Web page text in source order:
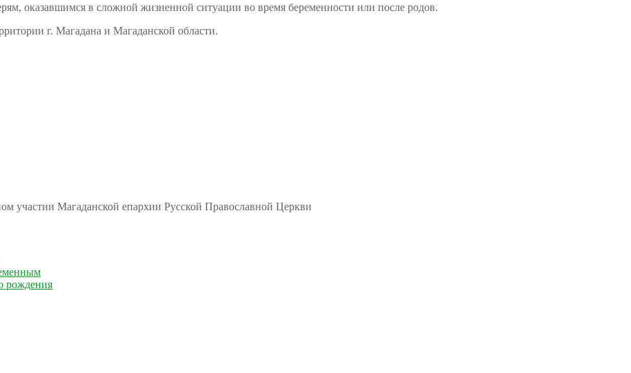
оказавшимся в сложной жизненной ситуации во время беременности или после родов.
г. Магадана и Магаданской области.
участии Магаданской епархии Русской Православной Церкви
рождения